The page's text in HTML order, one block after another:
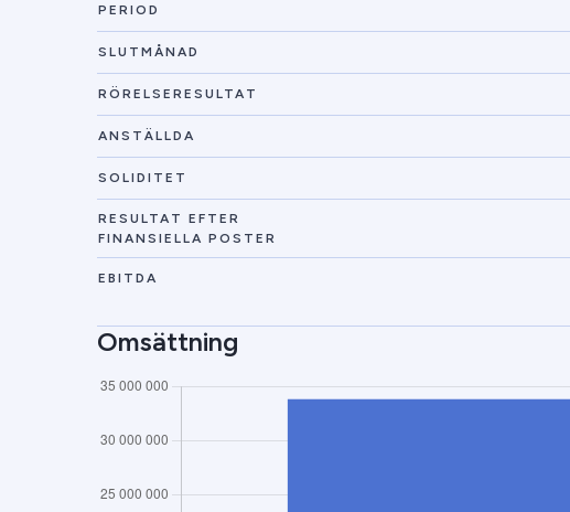
PERIOD
SLUTMÅNAD
RÖRELSERESULTAT
ANSTÄLLDA
SOLIDITET
RESULTAT EFTER
FINANSIELLA POSTER
EBITDA
Omsättning